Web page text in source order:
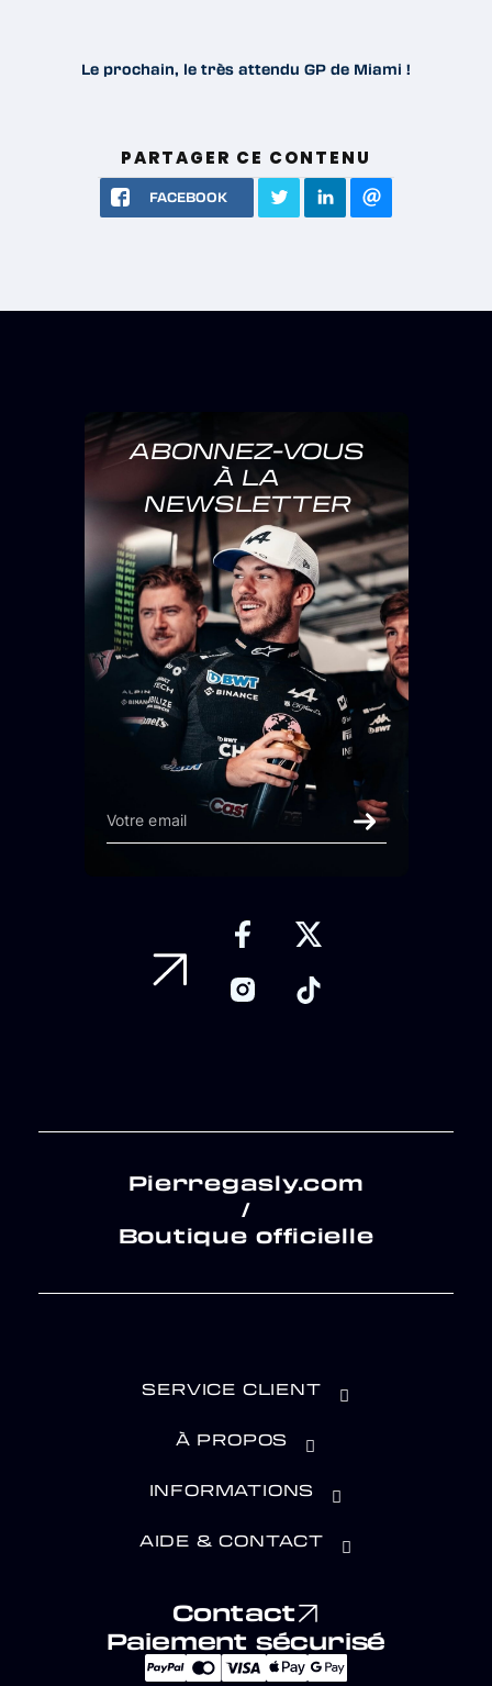
Le prochain, le très attendu GP de Miami !
PARTAGER CE CONTENU
FACEBOOK
ABONNEZ-VOUS
À LA
NEWSLETTER
Pierregasly.com
/
Boutique officielle
SERVICE CLIENT
À PROPOS
INFORMATIONS
AIDE & CONTACT
Contact
Paiement sécurisé